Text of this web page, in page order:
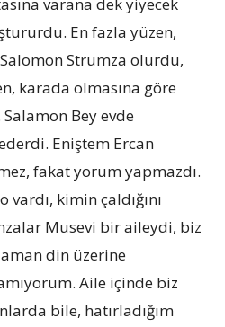
En fazla yüzen,
Strumza olurdu,
karada olmasına göre
Bey evde
Eniştem Ercan
fakat yorum yapmazdı.
kimin çaldığını
Musevi bir aileydi, biz
din üzerine
Aile içinde biz
bile, hatırladığım